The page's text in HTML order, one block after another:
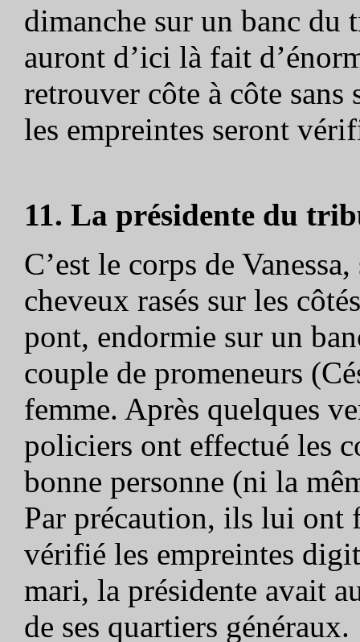
dimanche sur un banc du
auront d’ici là fait
retrouver côte à côte
les empreintes seront
11. La présidente du
C’est le corps de
cheveux rasés sur les
pont, endormie sur un
couple de promeneurs
femme. Après quelques
policiers ont effectué les
bonne personne (ni la
Par précaution, ils lui ont
vérifié les empreintes
mari, la présidente avait
de ses quartiers généraux.